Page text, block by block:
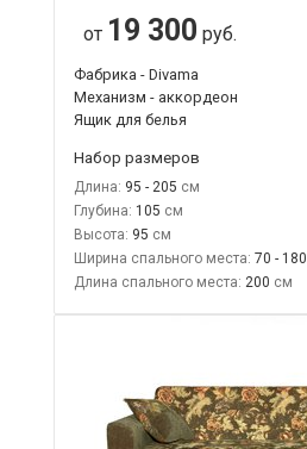
от 19 300 руб.
Фабрика - Divama
Механизм - аккордеон
Ящик для белья
Набор размеров
Длина: 95 - 205
Глубина: 105
Высота: 95
Ширина спального места: 70 - 180
Длина спального места: 200